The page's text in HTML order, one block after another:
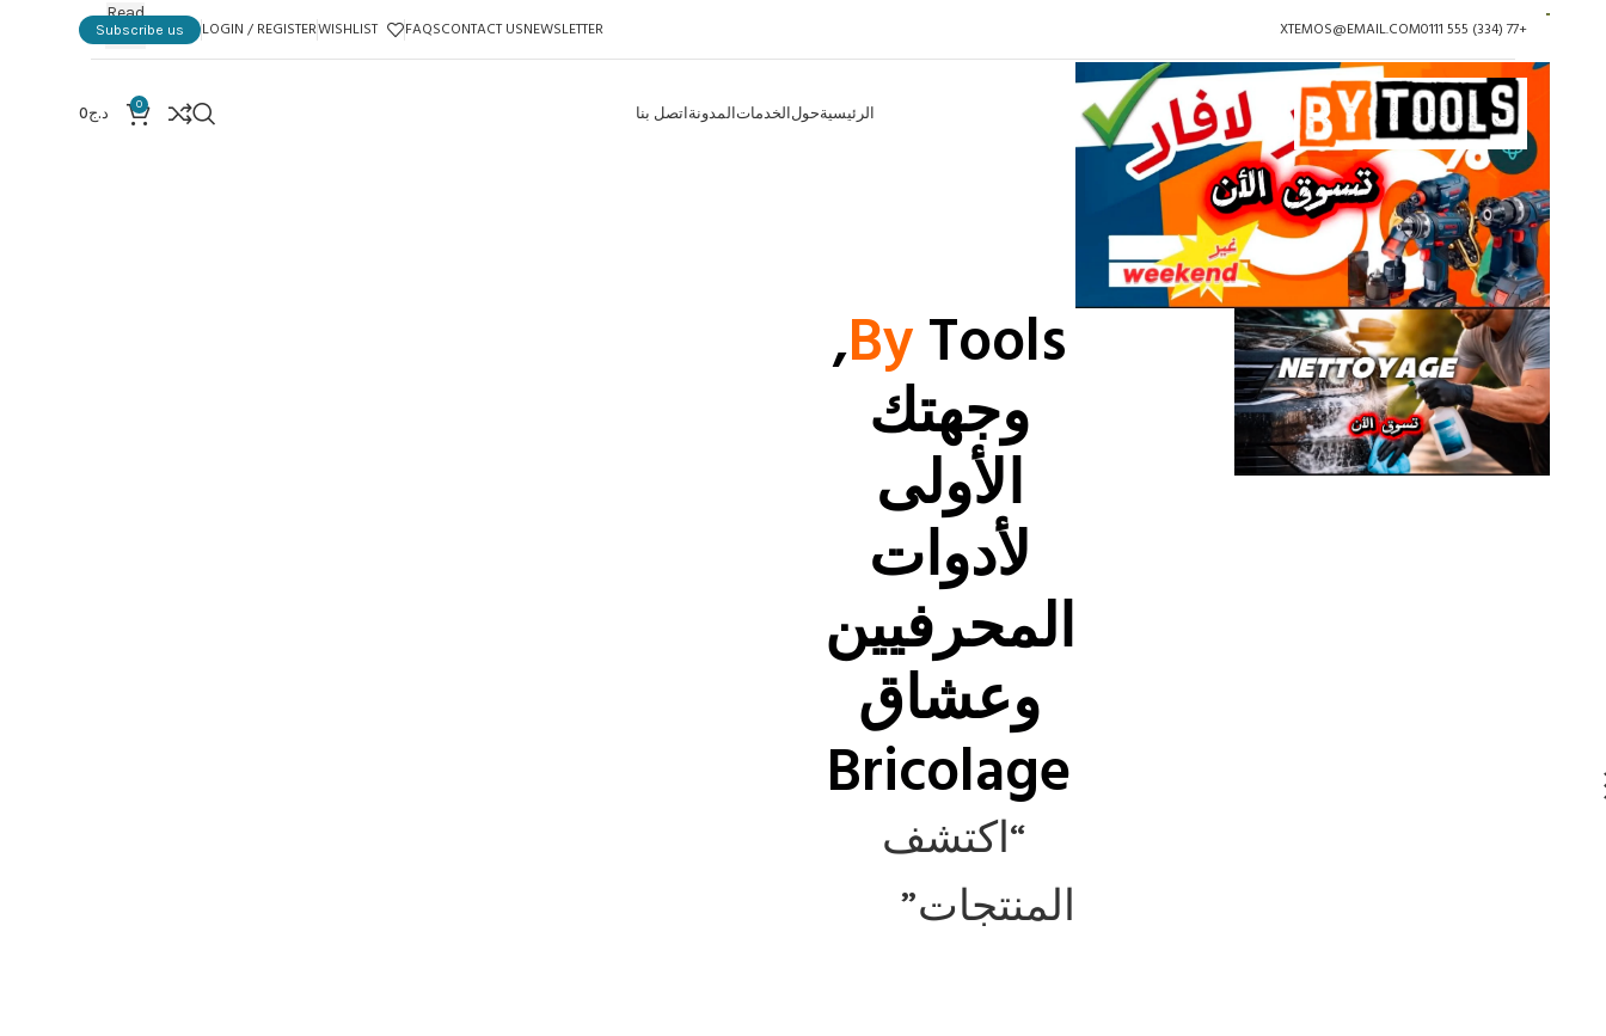
+77 (334) 555 0111
XTEMOS@EMAIL.COM
NEWSLETTER
CONTACT US
FAQS
WISHLIST
LOGIN / REGISTER
Subscribe us
الرئيسيةحولالخدماتالمدونةاتصل بنا 0 د.ج0
By
Tools,
وجهتك
الأولى
لأدوات
المحرفيين
وعشاق
Bricolage
“اكتشف
المنتجات”
Read
more